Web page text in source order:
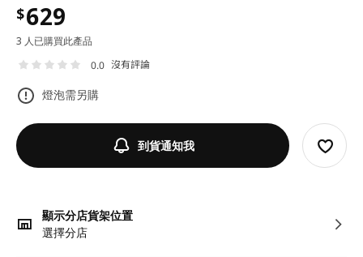
$629
3 人已購買此產品
0.0 沒有評論
燈泡需另購
到貨通知我
顯示分店貨架位置
選擇分店